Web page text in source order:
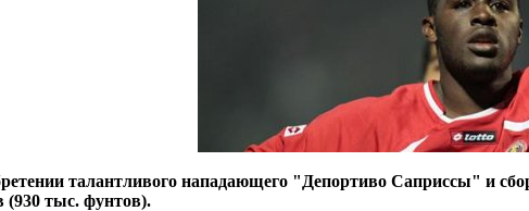
талантливого нападающего "Депортиво Саприссы" и
(930 тыс. фунтов).